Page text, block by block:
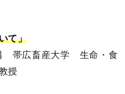
て」
帯広畜産大学 生命・食
授